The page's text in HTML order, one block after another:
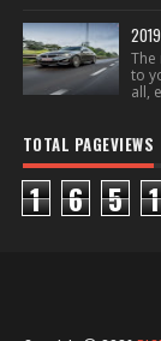
The
to
all,
TOTAL PAGEVIEWS
1 6 5 1